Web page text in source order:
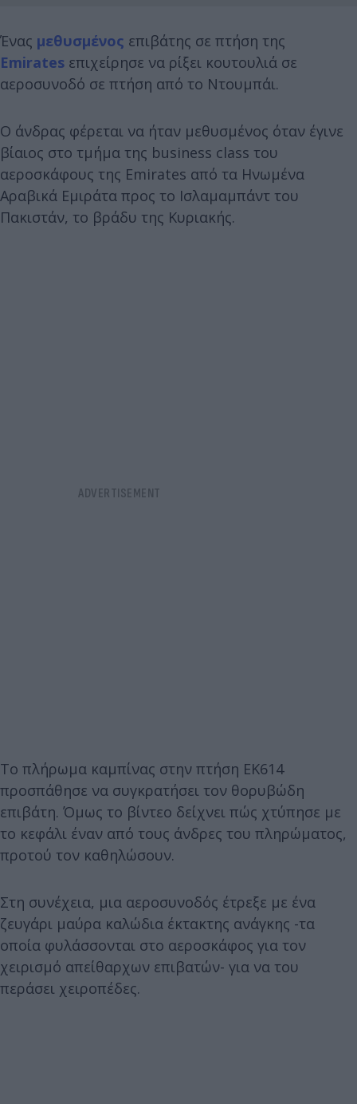
Ένας μεθυσμένος επιβάτης σε πτήση της
Emirates επιχείρησε να ρίξει κουτουλιά σε
αεροσυνοδό σε πτήση από το Ντουμπάι.
Ο άνδρας φέρεται να ήταν μεθυσμένος όταν έγινε
βίαιος στο τμήμα της business class του
αεροσκάφους της Emirates από τα Ηνωμένα
Αραβικά Εμιράτα προς το Ισλαμαμπάντ του
Πακιστάν, το βράδυ της Κυριακής.
Το πλήρωμα καμπίνας στην πτήση EK614
προσπάθησε να συγκρατήσει τον θορυβώδη
επιβάτη. Όμως το βίντεο δείχνει πώς χτύπησε με
το κεφάλι έναν από τους άνδρες του πληρώματος,
προτού τον καθηλώσουν.
Στη συνέχεια, μια αεροσυνοδός έτρεξε με ένα
ζευγάρι μαύρα καλώδια έκτακτης ανάγκης -τα
οποία φυλάσσονται στο αεροσκάφος για τον
χειρισμό απείθαρχων επιβατών- για να του
περάσει χειροπέδες.